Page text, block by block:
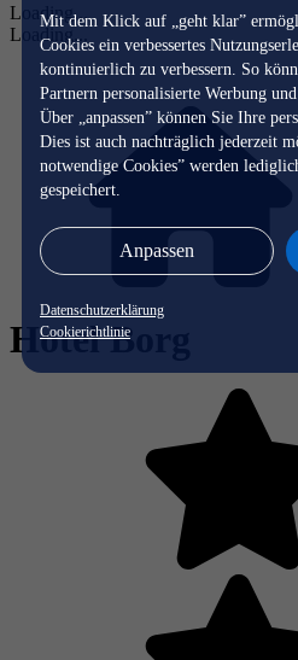
Mit dem Klick auf „geht klar”
Cookies ein verbessertes
kontinuierlich zu verbessern. So
Partnern personalisierte Werbung und
Über „anpassen” können Sie Ihre
Dies ist auch nachträglich jederzeit
notwendige Cookies” werden
gespeichert.
Anpassen
Datenschutzerklärung
Cookierichtlinie
Loading...
Loading...
Hotel Borg